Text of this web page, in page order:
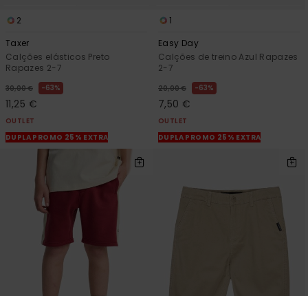
2
Taxer
Calções elásticos Preto
Rapazes 2-7
30,00 € 63%
11,25 €
OUTLET
DUPLA PROMO 25% EXTRA
1
Easy Day
Calções de treino Azul Rapazes
2-7
20,00 € 63%
7,50 €
OUTLET
DUPLA PROMO 25% EXTRA